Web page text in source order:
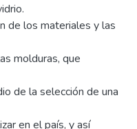
de los materiales y las
molduras, que
de la selección de una
en el país, y así